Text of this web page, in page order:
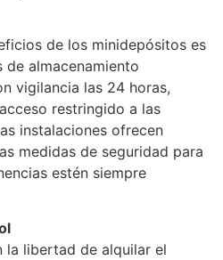
de los minidepósitos es
de almacenamiento
vigilancia las 24 horas,
restringido a las
instalaciones ofrecen
medidas de seguridad para
estén siempre
la libertad de alquilar el